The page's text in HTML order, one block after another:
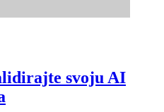
svoju AI